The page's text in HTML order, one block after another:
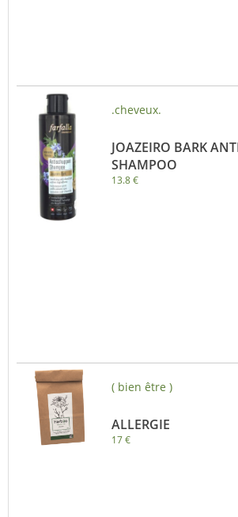
.cheveux.
JOAZEIRO BARK
SHAMPOO
13.8 €
( bien être )
ALLERGIE
17 €